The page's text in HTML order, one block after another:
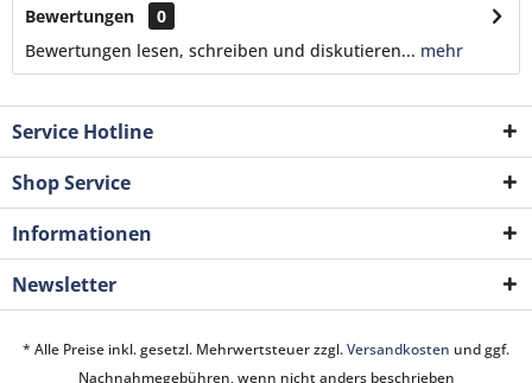
Bewertungen
0
Bewertungen lesen, schreiben und diskutieren... mehr
Service Hotline
Shop Service
Informationen
Newsletter
* Alle Preise inkl. gesetzl. Mehrwertsteuer zzgl.Versandkosten und ggf.
Nachnahmegebühren, wenn nicht anders beschrieben